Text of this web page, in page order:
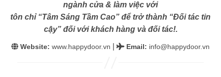
ngành cửa & làm việc với
tôn chỉ “Tâm Sáng Tầm Cao” để trở thành “Đối tác tin
cậy” đối với khách hàng và đối tác!.
Website: www.happydoor.vn Email: info@happydoor.vn